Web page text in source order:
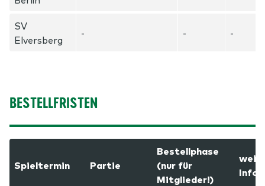
SV
Elversberg
- - -
BESTELLFRISTEN
Spieltermin Partie
Bestellphase
(nur für
Mitglieder!)